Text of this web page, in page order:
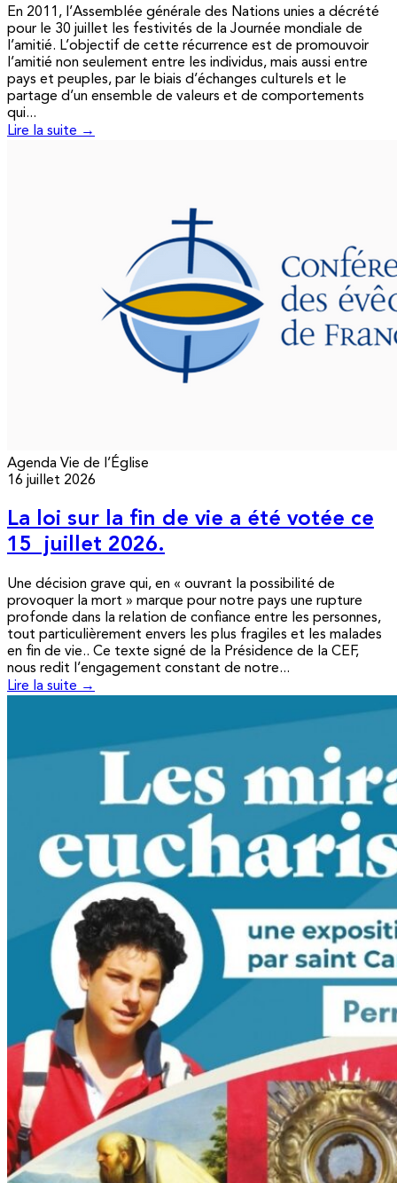
En 2011, l’Assemblée générale des Nations unies a décrété
pour le 30 juillet les festivités de la Journée mondiale de
l’amitié. L’objectif de cette récurrence est de promouvoir
l’amitié non seulement entre les individus, mais aussi entre
pays et peuples, par le biais d’échanges culturels et le
partage d’un ensemble de valeurs et de comportements
qui...
Lire la suite →
Agenda Vie de l’Église
16 juillet 2026
La loi sur la fin de vie a été votée ce
15 juillet 2026.
Une décision grave qui, en « ouvrant la possibilité de
provoquer la mort » marque pour notre pays une rupture
profonde dans la relation de confiance entre les personnes,
tout particulièrement envers les plus fragiles et les malades
en fin de vie.. Ce texte signé de la Présidence de la CEF,
nous redit l’engagement constant de notre...
Lire la suite →